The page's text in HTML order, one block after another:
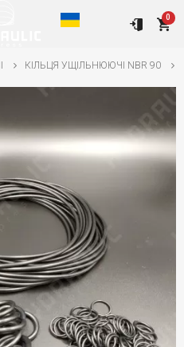
0
КІЛЬЦЯ УЩІЛЬНЮЮЧІ NBR 90